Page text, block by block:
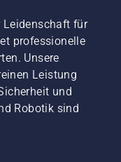
Leidenschaft für
professionelle
Unsere
Leistung
und
Robotik sind